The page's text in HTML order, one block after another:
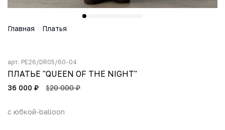
Главная Платья
арт. PE26/DR05/60-04
ПЛАТЬЕ "QUEEN OF THE NIGHT"
36 000 ₽ 120 000 ₽
с юбкой-balloon